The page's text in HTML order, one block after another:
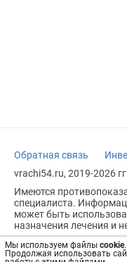
Мы используем файлы cookie.
Продолжая использовать
Обратная связь
vrachi54.ru, 2019-2026
Имеются
специалиста.
может быть
назначения лечения и
Возрастное